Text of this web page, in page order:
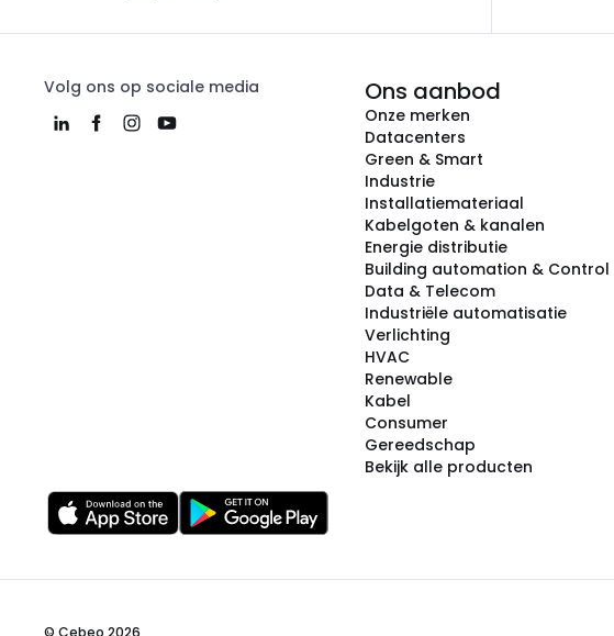
Volg ons op sociale media Ons aanbod
Onze merken
Datacenters
Green & Smart
Industrie
Installatiemateriaal
Kabelgoten & kanalen
Energie distributie
Building automation & Control
Data & Telecom
Industriële automatisatie
Verlichting
HVAC
Renewable
Kabel
Consumer
Gereedschap
Bekijk alle producten
© Cebeo 2026